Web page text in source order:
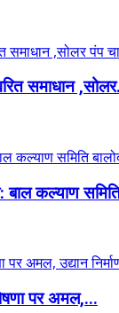
समाधान
बाल कल्याण
पर अमल,...